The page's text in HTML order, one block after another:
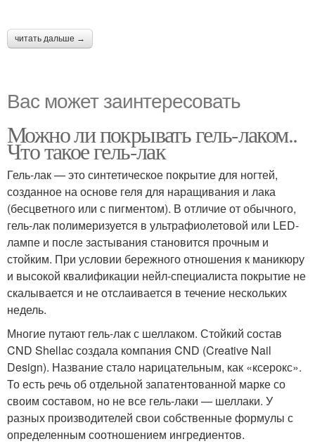
читать дальше →
Вас может заинтересовать
Можно ли покрывать гель-лаком..
Что такое гель-лак
Гель-лак — это синтетическое покрытие для ногтей,
созданное на основе геля для наращивания и лака
(бесцветного или с пигментом). В отличие от обычного,
гель-лак полимеризуется в ультрафиолетовой или LED-
лампе и после застывания становится прочным и
стойким. При условии бережного отношения к маникюру
и высокой квалификации нейл-специалиста покрытие не
скалывается и не отслаивается в течение нескольких
недель.
Многие путают гель-лак с шеллаком. Стойкий состав
CND Shellac создала компания CND (Creative Nail
Design). Название стало нарицательным, как «ксерокс».
То есть речь об отдельной запатентованной марке со
своим составом, но не все гель-лаки — шеллаки. У
разных производителей свои собственные формулы с
определенным соотношением ингредиентов.